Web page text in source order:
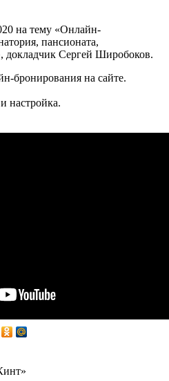
на тему «Онлайн-
пансионата,
докладчик Сергей Широбоков.
бронирования на сайте.
настройка.